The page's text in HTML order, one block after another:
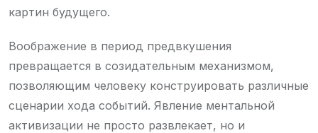
картин будущего.
Воображение в период предвкушения
превращается в созидательным механизмом,
позволяющим человеку конструировать различные
сценарии хода событий. Явление ментальной
активизации не просто развлекает, но и